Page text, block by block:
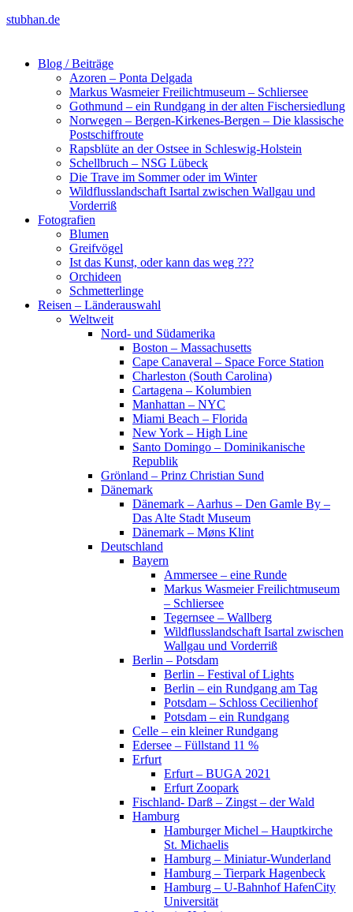
stubhan.de
Blog / Beiträge
Azoren – Ponta Delgada
Markus Wasmeier Freilichtmuseum – Schliersee
Gothmund – ein Rundgang in der alten Fischersiedlung
Norwegen – Bergen-Kirkenes-Bergen – Die klassische
Postschiffroute
Rapsblüte an der Ostsee in Schleswig-Holstein
Schellbruch – NSG Lübeck
Die Trave im Sommer oder im Winter
Wildflusslandschaft Isartal zwischen Wallgau und
Vorderriß
Fotografien
Blumen
Greifvögel
Ist das Kunst, oder kann das weg ???
Orchideen
Schmetterlinge
Reisen – Länderauswahl
Weltweit
Nord- und Südamerika
Boston – Massachusetts
Cape Canaveral – Space Force Station
Charleston (South Carolina)
Cartagena – Kolumbien
Manhattan – NYC
Miami Beach – Florida
New York – High Line
Santo Domingo – Dominikanische
Republik
Grönland – Prinz Christian Sund
Dänemark
Dänemark – Aarhus – Den Gamle By –
Das Alte Stadt Museum
Dänemark – Møns Klint
Deutschland
Bayern
Ammersee – eine Runde
Markus Wasmeier Freilichtmuseum
– Schliersee
Tegernsee – Wallberg
Wildflusslandschaft Isartal zwischen
Wallgau und Vorderriß
Berlin – Potsdam
Berlin – Festival of Lights
Berlin – ein Rundgang am Tag
Potsdam – Schloss Cecilienhof
Potsdam – ein Rundgang
Celle – ein kleiner Rundgang
Edersee – Füllstand 11 %
Erfurt
Erfurt – BUGA 2021
Erfurt Zoopark
Fischland- Darß – Zingst – der Wald
Hamburg
Hamburger Michel – Hauptkirche
St. Michaelis
Hamburg – Miniatur-Wunderland
Hamburg – Tierpark Hagenbeck
Hamburg – U-Bahnhof HafenCity
Universität